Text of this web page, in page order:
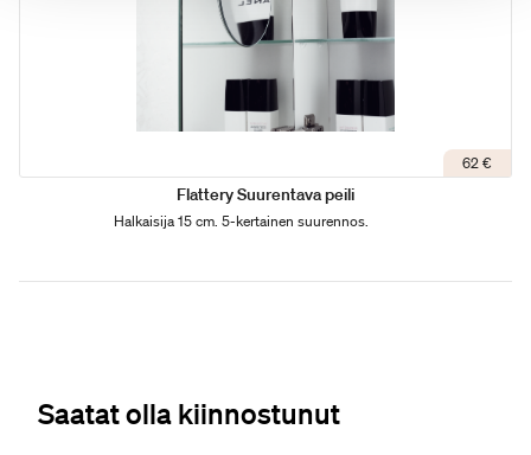
62 €
Flattery Suurentava peili
Halkaisija 15 cm. 5-kertainen suurennos.
Saatat olla kiinnostunut